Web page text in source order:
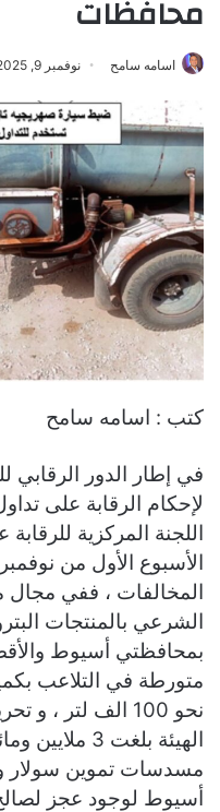
محافظات
اسامه سامح نوفمبر 9, 2025
كتب : اسامه سامح
في إطار الدور الرقابي
لإحكام الرقابة على
اللجنة المركزية
الأسبوع الأول من
المخالفات ، ففي مجال
الشرعي بالمنتجات
متورطة في التلاعب
نحو 100 الف لتر
مسدسات تموين سولار
أسيوط لوجود عجز